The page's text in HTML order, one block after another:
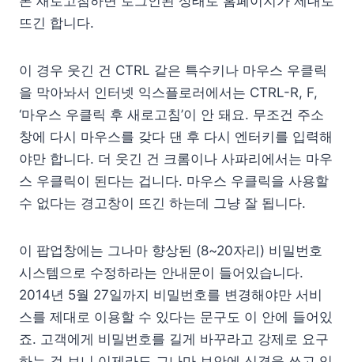
뜨긴 합니다.
이 경우 웃긴 건 CTRL 같은 특수키나 마우스 우클릭
을 막아놔서 인터넷 익스플로러에서는 CTRL-R, F,
‘마우스 우클릭 후 새로고침’이 안 돼요. 무조건 주소
창에 다시 마우스를 갖다 댄 후 다시 엔터키를 입력해
야만 합니다. 더 웃긴 건 크롬이나 사파리에서는 마우
스 우클릭이 된다는 겁니다. 마우스 우클릭을 사용할
수 없다는 경고창이 뜨긴 하는데 그냥 잘 됩니다.
이 팝업창에는 그나마 향상된 (8~20자리) 비밀번호
시스템으로 수정하라는 안내문이 들어있습니다.
2014년 5월 27일까지 비밀번호를 변경해야만 서비
스를 제대로 이용할 수 있다는 문구도 이 안에 들어있
죠. 고객에게 비밀번호를 길게 바꾸라고 강제로 요구